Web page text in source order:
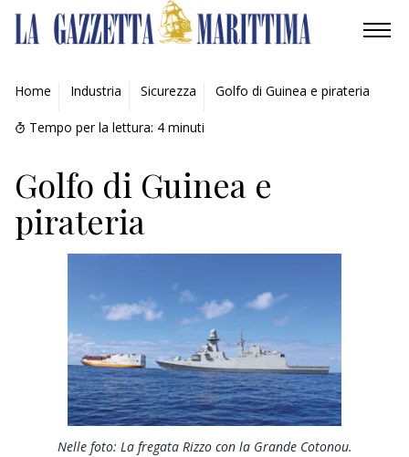
AMBIENTE
MOBILITÀ
INDUSTRIA
RICERCA
CULTURA
NAUTICA
EDITORIALI
Home Industria Sicurezza Golfo di Guinea e pirateria
Tempo per la lettura: 4 minuti
Golfo di Guinea e
pirateria
Nelle foto: La fregata Rizzo con la Grande Cotonou.